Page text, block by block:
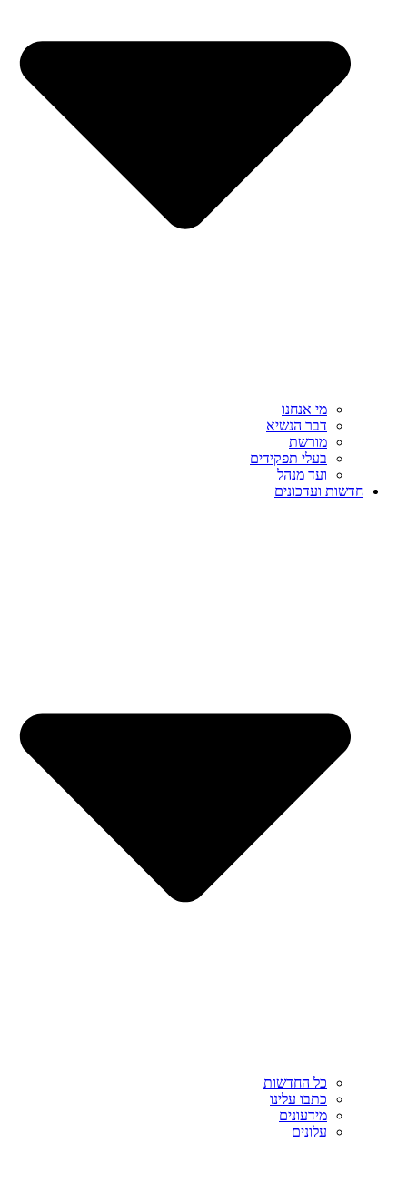
מי אנחנו
דבר הנשיא
מורשת
בעלי תפקידים
ועד מנהל
חדשות ועדכונים
כל החדשות
כתבו עלינו
מידעונים
עלונים